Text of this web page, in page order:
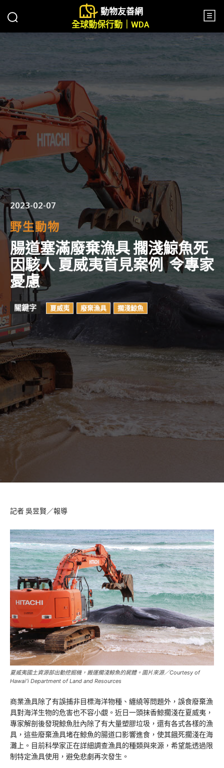
動物友善網
全球動保行動｜WDA
2023-02-07
野生動物
腸道塞滿廢棄漁具 擱淺鯨魚死
因駭人 夏威夷首見案例 令專家
憂慮
關鍵字 夏威夷 廢棄漁具 擱淺鯨魚
記者 吳昱賢／報導
夏威夷國土資源部出動挖掘機，搬運擱淺鯨魚的屍體。圖片來源／Courtesy of
Hawaiʻi Department of Land and Resources
商業漁具除了有誤捕非目標海洋物種、纏繞等問題外，誤食廢棄漁
具對海洋生物的危害也不容小覷。近日一頭抹香鯨擱淺在夏威夷，
專家解剖後發現鯨魚肚內除了有大量塑膠垃圾，還有各式各樣的漁
具，這些廢棄漁具堵在鯨魚的腸道口影響進食，使其餓死擱淺在海
灘上。目前科學家正在詳細調查漁具的種類與來源，希望能透過限
制特定漁具使用，避免悲劇再次發生。